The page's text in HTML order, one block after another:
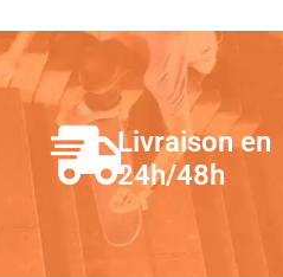
Livraison en
24h/48h